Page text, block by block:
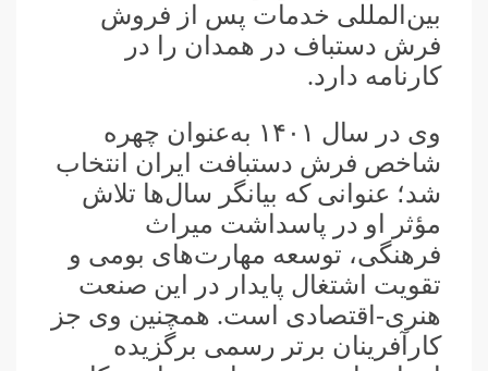
بین‌المللی خدمات پس از فروش
فرش دستباف در همدان را در
کارنامه دارد.
وی در سال ۱۴۰۱ به‌عنوان چهره
شاخص فرش دستبافت ایران انتخاب
شد؛ عنوانی که بیانگر سال‌ها تلاش
مؤثر او در پاسداشت میراث
فرهنگی، توسعه مهارت‌های بومی و
تقویت اشتغال پایدار در این صنعت
هنری-اقتصادی است. همچنین وی جز
کارآفرینان برتر رسمی برگزیده